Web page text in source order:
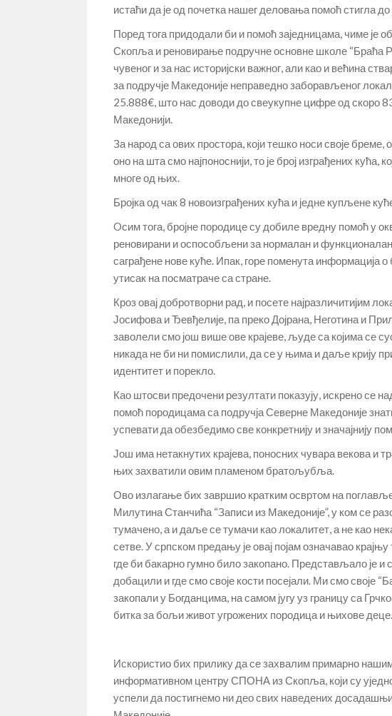
истаћи да је од почетка нашег деловања помоћ стигла
Поред тога придодали би и помоћ заједницама, чиме је
Скопља и реновирање подручне основне школе “Браћа
чувеног и за нас историјски важног, али као и већина
за подручје Македоније неправедно заборављеног
25.888€, што нас доводи до свеукупне цифре од скоро
Македонији.
За народ са ових простора, који тешко носи своје
оно на шта смо најпоноснији, то је број изграђених
многе од њих.
Бројка од чак 8 новоизграђених кућа и једне купљене
Oсим тога, бројне породице су добиле вредну помоћ у
реновирани и оспособљени за нормалан и функционалан
саграђене нове куће. Ипак, горе поменута информација
утисак на посматраче са стране.
Кроз овај добротворни рад, и посете најразличитијим
Јосифова и Ђевђелије, па преко Дојрана, Неготина и
заволели смо још више ове крајеве, људе са којима се
никада не би ни помислили, да се у њима и даље крију
идентитет и порекло.
Као штосви предочени резултати показују, искрено се
помоћ породицама са подручја Северне Македоније
успевати да обезбедимо све конкретнију и значајнију
Још има нетакнутих крајева, поносних чувара векова и
њих захватили овим пламеном братољубља.
Ово излагање бих завршио кратким освртом на
Милутина Станчића “Записи из Македоније”, у ком се
тумачено, а и даље се тумачи као локалитет, а не као
сетве. У српском предању је овај појам означавао
где би бакарно гумно било закопано. Представљало је
добацили и где смо своје кости посејали. Ми смо своје
закопали у Богданцима, на самом југу уз границу са
битка за бољи живот угрожених породица и њихове деце.
Искористио бих прилику да се захвалим примарно
информативном центру СПОНА из Скопља, који су уједно
успели да постигнемо ни део свих наведених